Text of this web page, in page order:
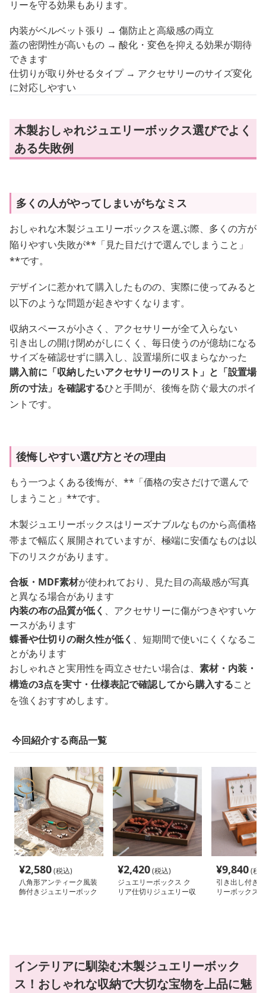
リーを守る効果もあります。
内装がベルベット張り → 傷防止と高級感の両立
蓋の密閉性が高いもの → 酸化・変色を抑える効果が期待
できます
仕切りが取り外せるタイプ → アクセサリーのサイズ変化
に対応しやすい
木製おしゃれジュエリーボックス選びでよく
ある失敗例
多くの人がやってしまいがちなミス
おしゃれな木製ジュエリーボックスを選ぶ際、多くの方が
陥りやすい失敗が**「見た目だけで選んでしまうこと」
**です。
デザインに惹かれて購入したものの、実際に使ってみると
以下のような問題が起きやすくなります。
収納スペースが小さく、アクセサリーが全て入らない
引き出しの開け閉めがしにくく、毎日使うのが億劫になる
サイズを確認せずに購入し、設置場所に収まらなかった
購入前に「収納したいアクセサリーのリスト」と「設置場
所の寸法」を確認するひと手間が、後悔を防ぐ最大のポイ
ントです。
後悔しやすい選び方とその理由
もう一つよくある後悔が、**「価格の安さだけで選んで
しまうこと」**です。
木製ジュエリーボックスはリーズナブルなものから高価格
帯まで幅広く展開されていますが、極端に安価なものは以
下のリスクがあります。
合板・MDF素材が使われており、見た目の高級感が写真
と異なる場合があります
内装の布の品質が低く 、アクセサリーに傷がつきやすいケ
ースがあります
蝶番や仕切りの耐久性が低く 、短期間で使いにくくなるこ
とがあります
おしゃれさと実用性を両立させたい場合は、 素材・内装・
構造の3点を実寸・仕様表記で確認してから購入すること
を強くおすすめします。
今回紹介する商品一覧
¥2,580(税込)
八角形アンティーク風装
飾付きジュエリーボック
¥2,420(税込)
ジュエリーボックス ク
リア仕切りジュエリー収
¥9,840(税
引き出し付き
リーボックス
インテリアに馴染む木製ジュエリーボック
ス！おしゃれな収納で大切な宝物を上品に魅